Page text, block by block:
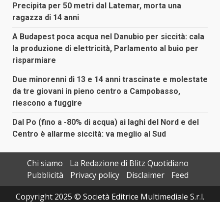
Precipita per 50 metri dal Latemar, morta una
ragazza di 14 anni
A Budapest poca acqua nel Danubio per siccità: cala
la produzione di elettricità, Parlamento al buio per
risparmiare
Due minorenni di 13 e 14 anni trascinate e molestate
da tre giovani in pieno centro a Campobasso,
riescono a fuggire
Dal Po (fino a -80% di acqua) ai laghi del Nord e del
Centro è allarme siccità: va meglio al Sud
Chi siamo
La Redazione di Blitz Quotidiano
Pubblicità
Privacy policy Disclaimer
Feed
Copyright 2025 © Società Editrice Multimediale S.r.l.